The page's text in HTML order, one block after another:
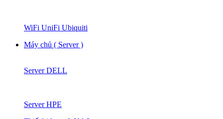
WiFi UniFi Ubiquiti
Máy chủ ( Server )
Server DELL
Server HPE